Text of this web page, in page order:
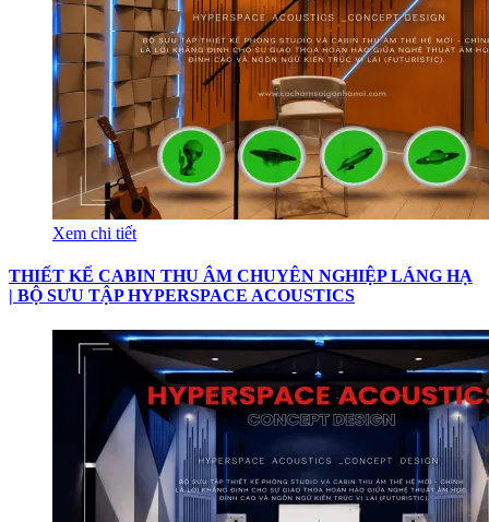
Xem chi tiết
THIẾT KẾ CABIN THU ÂM CHUYÊN NGHIỆP LÁNG HẠ
| BỘ SƯU TẬP HYPERSPACE ACOUSTICS